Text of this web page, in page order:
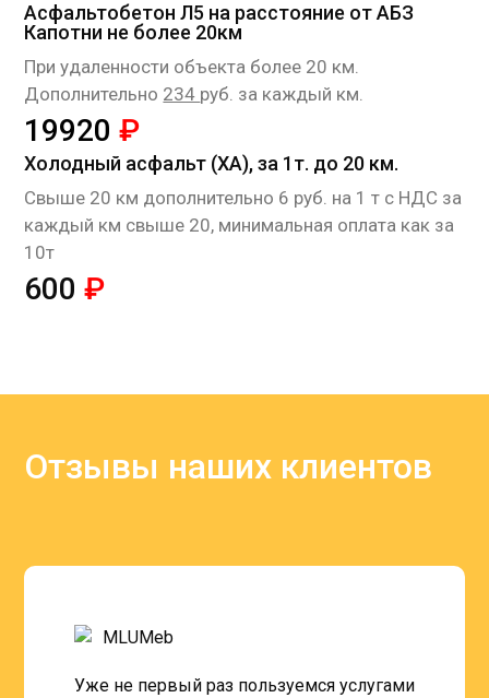
Асфальтобетон Л5 на расстояние от АБЗ
Капотни не более 20км
При удаленности объекта более 20 км.
Дополнительно 234 руб. за каждый км.
19920 ₽
Холодный асфальт (ХА), за 1т. до 20 км.
Cвыше 20 км дополнительно 6 руб. на 1 т с НДС за
каждый км свыше 20, минимальная оплата как за
10т
600 ₽
Отзывы наших клиентов
Уже не первый раз пользуемся услугами